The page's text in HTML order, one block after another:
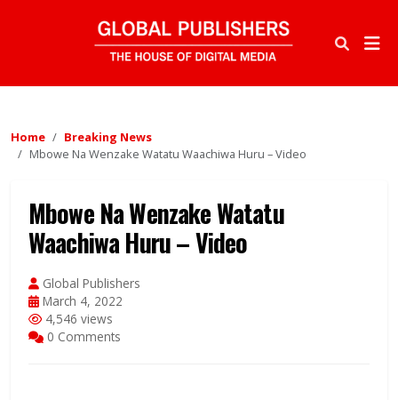
Home
Breaking News
Mbowe Na Wenzake Watatu Waachiwa Huru – Video
Mbowe Na Wenzake Watatu
Waachiwa Huru – Video
Global Publishers
March 4, 2022
4,546 views
0 Comments